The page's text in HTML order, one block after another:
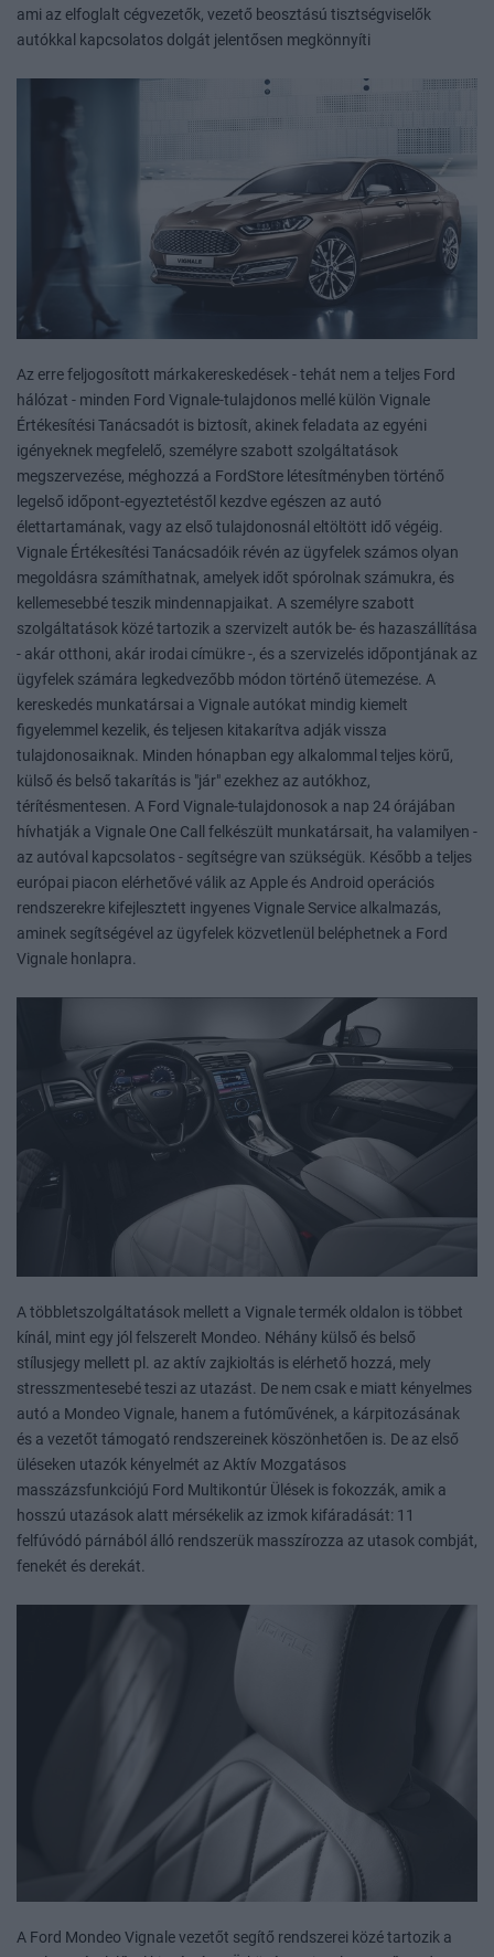
ami az elfoglalt cégvezetők, vezető beosztású tisztségviselők
autókkal kapcsolatos dolgát jelentősen megkönnyíti
Az erre feljogosított márkakereskedések - tehát nem a teljes Ford
hálózat - minden Ford Vignale-tulajdonos mellé külön Vignale
Értékesítési Tanácsadót is biztosít, akinek feladata az egyéni
igényeknek megfelelő, személyre szabott szolgáltatások
megszervezése, méghozzá a FordStore létesítményben történő
legelső időpont-egyeztetéstől kezdve egészen az autó
élettartamának, vagy az első tulajdonosnál eltöltött idő végéig.
Vignale Értékesítési Tanácsadóik révén az ügyfelek számos olyan
megoldásra számíthatnak, amelyek időt spórolnak számukra, és
kellemesebbé teszik mindennapjaikat. A személyre szabott
szolgáltatások közé tartozik a szervizelt autók be- és hazaszállítása
- akár otthoni, akár irodai címükre -, és a szervizelés időpontjának az
ügyfelek számára legkedvezőbb módon történő ütemezése. A
kereskedés munkatársai a Vignale autókat mindig kiemelt
figyelemmel kezelik, és teljesen kitakarítva adják vissza
tulajdonosaiknak. Minden hónapban egy alkalommal teljes körű,
külső és belső takarítás is "jár" ezekhez az autókhoz,
térítésmentesen. A Ford Vignale-tulajdonosok a nap 24 órájában
hívhatják a Vignale One Call felkészült munkatársait, ha valamilyen -
az autóval kapcsolatos - segítségre van szükségük. Később a teljes
európai piacon elérhetővé válik az Apple és Android operációs
rendszerekre kifejlesztett ingyenes Vignale Service alkalmazás,
aminek segítségével az ügyfelek közvetlenül beléphetnek a Ford
Vignale honlapra.
A többletszolgáltatások mellett a Vignale termék oldalon is többet
kínál, mint egy jól felszerelt Mondeo. Néhány külső és belső
stílusjegy mellett pl. az aktív zajkioltás is elérhető hozzá, mely
stresszmentesebé teszi az utazást. De nem csak e miatt kényelmes
autó a Mondeo Vignale, hanem a futóművének, a kárpitozásának
és a vezetőt támogató rendszereinek köszönhetően is. De az első
üléseken utazók kényelmét az Aktív Mozgatásos
masszázsfunkciójú Ford Multikontúr Ülések is fokozzák, amik a
hosszú utazások alatt mérsékelik az izmok kifáradását: 11
felfúvódó párnából álló rendszerük masszírozza az utasok combját,
fenekét és derekát.
A Ford Mondeo Vignale vezetőt segítő rendszerei közé tartozik a